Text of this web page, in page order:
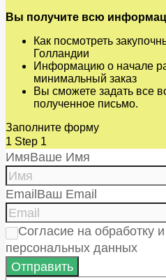
Вы получите всю
Как посмотреть
Голландии
Информацию о начале
минимальный заказ
Вы сможете задать все
полученное письмо.
Заполните форму
1 Step 1
ИмяВаше Имя
EmailВаш Email
Согласие на обработку
персональных данных
Отправить